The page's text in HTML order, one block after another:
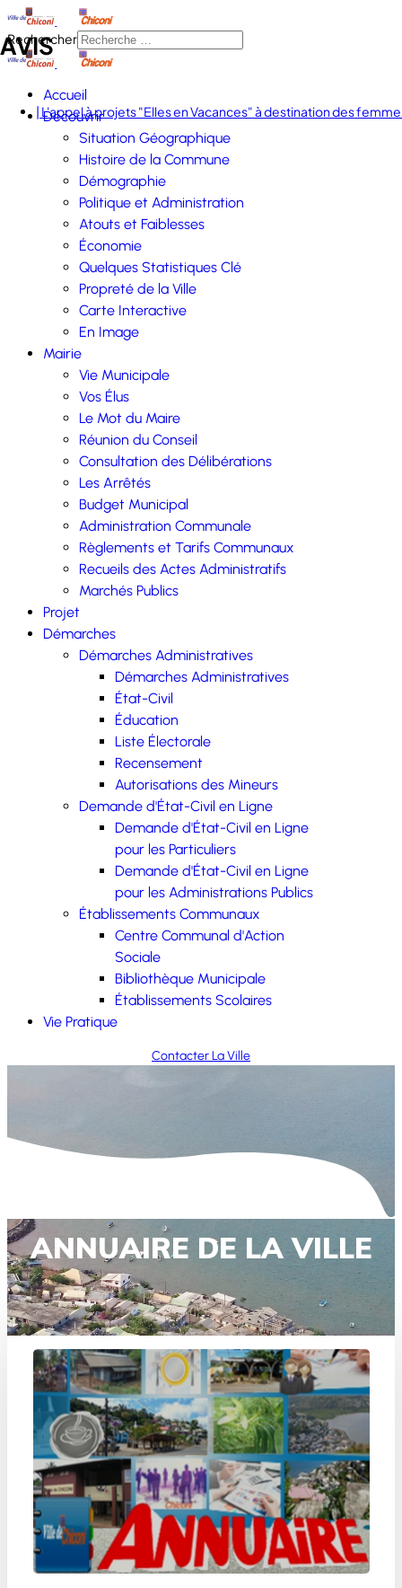
Rechercher
Accueil
Découvrir
Situation Géographique
Histoire de la Commune
Démographie
Politique et Administration
Atouts et Faiblesses
Économie
Quelques Statistiques Clé
Propreté de la Ville
Carte Interactive
En Image
Mairie
Vie Municipale
Vos Élus
Le Mot du Maire
Réunion du Conseil
Consultation des Délibérations
Les Arrêtés
Budget Municipal
Administration Communale
Règlements et Tarifs Communaux
Recueils des Actes Administratifs
Marchés Publics
Projet
Démarches
Démarches Administratives
Démarches Administratives
État-Civil
Éducation
Liste Électorale
Recensement
Autorisations des Mineurs
Demande d'État-Civil en Ligne
Demande d'État-Civil en Ligne
pour les Particuliers
Demande d'État-Civil en Ligne
pour les Administrations Publics
Établissements Communaux
Centre Communal d'Action
Sociale
Bibliothèque Municipale
Établissements Scolaires
Vie Pratique
Contacter La Ville
ANNUAIRE DE LA VILLE
AVIS
| L'appel à projets "Elles en Vacances" à destination des